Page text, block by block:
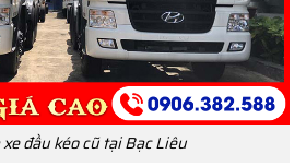
đầu kéo cũ tại Bạc Liêu